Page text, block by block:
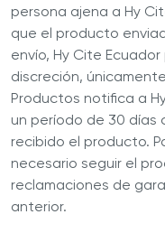
persona ajena a Hy
que el producto
envío, Hy Cite
discreción,
Productos notifica a
un período de 30 días
recibido el producto.
necesario seguir el
reclamaciones de
anterior.